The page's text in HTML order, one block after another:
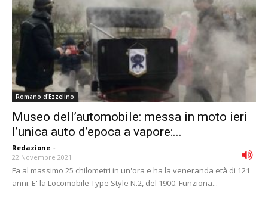
Romano d'Ezzelino
Museo dell’automobile: messa in moto ieri
l’unica auto d’epoca a vapore:...
Redazione -
22 Novembre 2021
Fa al massimo 25 chilometri in un'ora e ha la veneranda età di 121
anni. E' la Locomobile Type Style N.2, del 1900. Funziona...